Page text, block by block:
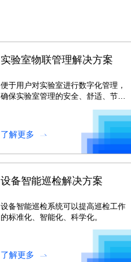
实验室物联管理解决方案
便于用户对实验室进行数字化管理，
确保实验室管理的安全、舒适、节能
了解更多
设备智能巡检解决方案
设备智能巡检系统可以提高巡检工作
的标准化、智能化、科学化。
了解更多